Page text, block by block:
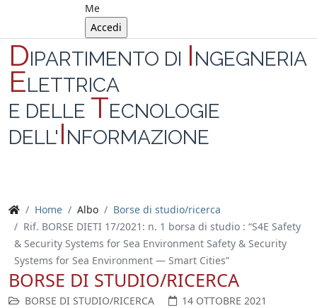
Me
DIPARTIMENTO DI INGEGNERIA
ELETTRICA
E DELLE TECNOLOGIE
DELL'INFORMAZIONE
Home Albo
Borse di studio/ricerca
Rif. BORSE DIETI 17/2021: n. 1 borsa di studio : “S4E Safety
& Security Systems for Sea Environment Safety & Security
Systems for Sea Environment — Smart Cities”
BORSE DI STUDIO/RICERCA
BORSE DI STUDIO/RICERCA
14 OTTOBRE 2021